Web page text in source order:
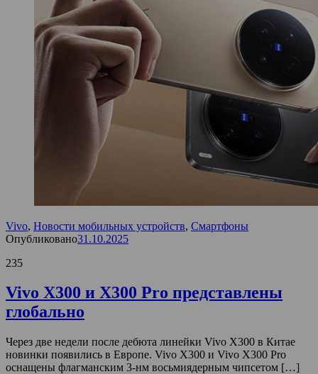
Vivo, Новости мобильных устройств, Смартфоны
Опубликовано31.10.2025
235
Vivo X300 и X300 Pro представлены
глобально
Через две недели после дебюта линейки Vivo X300 в Китае
новинки появились в Европе. Vivo X300 и Vivo X300 Pro
оснащены флагманским 3-нм восьмиядерным чипсетом […]